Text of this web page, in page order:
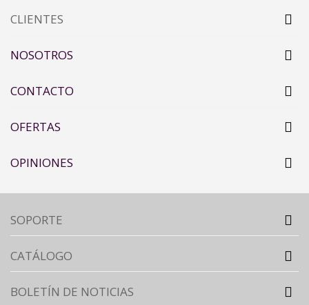
CLIENTES
NOSOTROS
CONTACTO
OFERTAS
OPINIONES
SOPORTE
CATÁLOGO
BOLETÍN DE NOTICIAS